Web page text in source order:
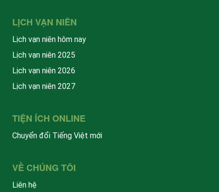
LỊCH VẠN NIÊN
Lịch vạn niên hôm nay
Lịch vạn niên 2025
Lịch vạn niên 2026
Lịch vạn niên 2027
TIỆN ÍCH ONLINE
Chuyển đổi Tiếng Việt mới
VỀ CHÚNG TÔI
Liên hệ